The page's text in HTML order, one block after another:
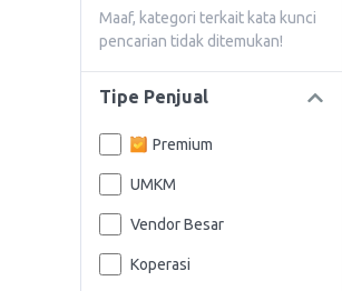
Maaf, kategori terkait kata kunci
pencarian tidak ditemukan!
Tipe Penjual
Premium
UMKM
Vendor Besar
Koperasi